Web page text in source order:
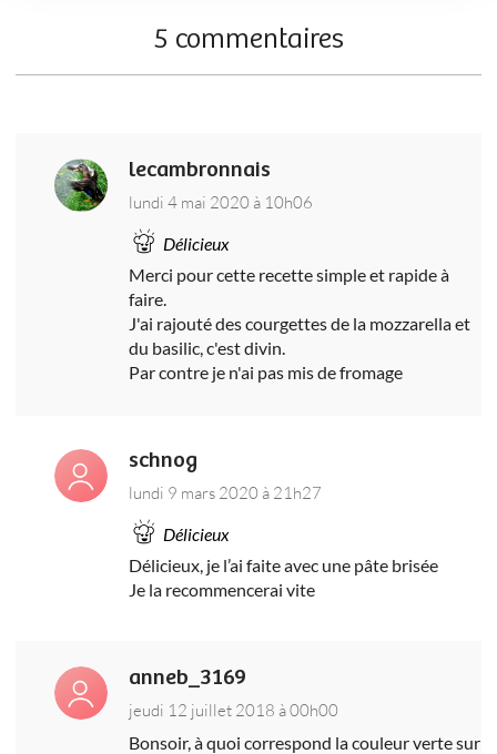
5 commentaires
lecambronnais
lundi 4 mai 2020 à 10h06
Délicieux
Merci pour cette recette simple et rapide à
faire.
J'ai rajouté des courgettes de la mozzarella et
du basilic, c'est divin.
Par contre je n'ai pas mis de fromage
schnog
lundi 9 mars 2020 à 21h27
Délicieux
Délicieux, je l’ai faite avec une pâte brisée
Je la recommencerai vite
anneb_3169
jeudi 12 juillet 2018 à 00h00
Bonsoir, à quoi correspond la couleur verte sur